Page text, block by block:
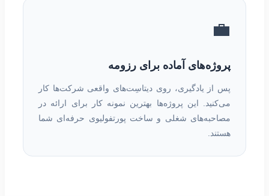
💼
پروژه‌های آماده برای رزومه
پس از یادگیری، روی دیتاسِت‌های واقعی شرکت‌ها کار
می‌کنید. این پروژه‌ها بهترین نمونه کار برای ارائه در
مصاحبه‌های شغلی و ساخت پورتفولیوی حرفه‌ای شما
هستند.